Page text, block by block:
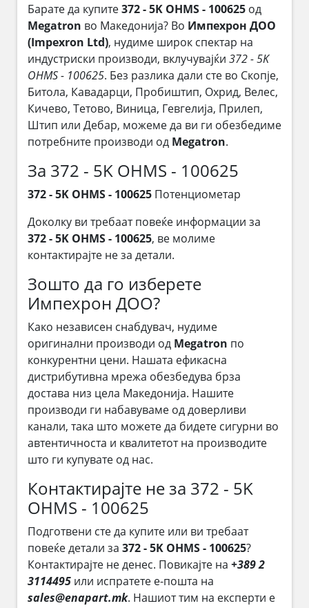
Барате да купите372 - 5K OHMS - 100625 од
Megatron во Македонија? Во Импехрон ДОО
(Impexron Ltd), нудиме широк спектар на
индустриски производи, вклучувајќи 372 - 5K
OHMS - 100625. Без разлика дали сте во Скопје,
Битола, Кавадарци, Пробиштип, Охрид, Велес,
Кичево, Тетово, Виница, Гевгелија, Прилеп,
Штип или Дебар, можеме да ви ги обезбедиме
потребните производи од Megatron.
За 372 - 5K OHMS - 100625
372 - 5K OHMS - 100625 Потенциометар
Доколку ви требаат повеќе информации за
372 - 5K OHMS - 100625, ве молиме
контактирајте не за детали.
Зошто да го изберете
Импехрон ДОО?
Како независен снабдувач, нудиме
оригинални производи од Megatron по
конкурентни цени. Нашата ефикасна
дистрибутивна мрежа обезбедува брза
достава низ цела Македонија. Нашите
производи ги набавуваме од доверливи
канали, така што можете да бидете сигурни во
автентичноста и квалитетот на производите
што ги купувате од нас.
Контактирајте не за 372 - 5K
OHMS - 100625
Подготвени сте да купите или ви требаат
повеќе детали за 372 - 5K OHMS - 100625?
Контактирајте не денес. Повикајте на +389 2
3114495 или испратете е-пошта на
sales@enapart.mk. Нашиот тим на експерти е